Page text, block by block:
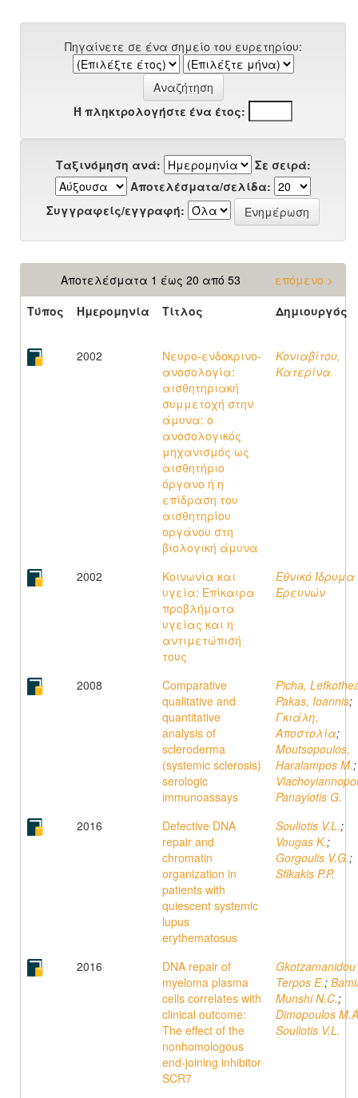
Πηγαίνετε σε ένα σημείο του ευρετηρίου:
Ή πληκτρολογήστε ένα έτος:
Ταξινόμηση ανά:
Σε σειρά:
Αποτελέσματα/σελίδα:
Συγγραφείς/εγγραφή:
Αποτελέσματα 1 έως 20 από 53
επόμενο >
Τύπος
Ημερομηνία Τίτλος Δημιουργός
2002
Νευρο-ενδοκρινο-
ανοσολογία:
αισθητηριακή
συμμετοχή στην
άμυνα: ο
ανοσολογικός
μηχανισμός ως
αισθητήριο
όργανο ή η
επίδραση του
αισθητηρίου
οργάνου στη
βιολογική άμυνα
Κονιαβίτου,
Κατερίνα
2002
Κοινωνία και
υγεία: Επίκαιρα
προβλήματα
υγείας και η
αντιμετώπισή
τους
Εθνικό Ίδρυμα
Ερευνών
2008
Comparative
qualitative and
quantitative
analysis of
scleroderma
(systemic sclerosis)
serologic
immunoassays
Picha,
Pakas, Ioannis;
Γκιάλη,
Αποστολία;
Moutsopoulos,
Haralampos M.;
Panayiotis G.
2016
Defective DNA
repair and
chromatin
organization in
patients with
quiescent systemic
lupus
erythematosus
Souliotis V.L.;
Vougas K.;
Gorgoulis V.G.;
Sfikakis P.P.
2016
DNA repair of
myeloma plasma
cells correlates with
clinical outcome:
The effect of the
nonhomologous
end-joining inhibitor
SCR7
Terpos E.;
Munshi N.C.;
Dimopoulos
Souliotis V.L.